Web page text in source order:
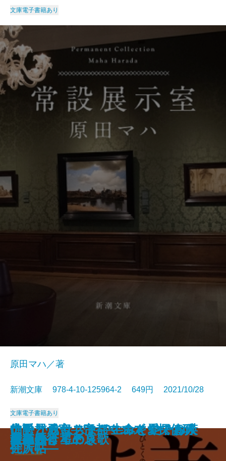
生き抜くためのドストエフスキー
入門―「五大長編」集中講義―
うちのレシピ
蟻の棲み家
臆病な詩人、街へ出る。
一汁一菜でよいという提案
日本の聖域 ザ・コロナ
方丈の孤月―鴨長明伝―
もうひとつの「流転の海」
ゴリラの森、言葉の海
文庫電子書籍あり
常設展示室―Permanent Collectio
n―
原田マハ／著
新潮文庫 978-4-10-125964-2 649円 2021/10/28
文庫電子書籍あり
美徳のよろめき
音楽
伯爵と成金―帝都マユズミ探偵研
究所―
はるか
星夜航行〔上〕
星夜航行〔下〕
名もなき星の哀歌
玄鳥さりて
はしからはしまで―みとや・お瑛
仕入帖―
ナチュラリスト―生命を愛でる人
―